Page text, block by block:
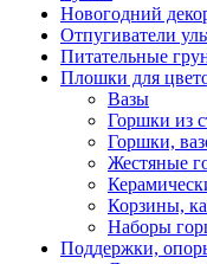
Новогодний
Отпугиватели
Питательные
Плошки для
Вазы
Горшки из
Горшки,
Жестяные
Корзины,
Наборы
Поддержки,